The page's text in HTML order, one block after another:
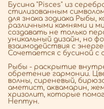
Бусина "Pisces" из
стилизованным
для знака зодиака Рыбы,
различными камнями и
создавать не только
уникальный дизайн, но
взаимодействия с
Сочетается с бусиной
Рыбы - раскрытие
обретение гармонии.
волны, сиреневый,
аметист, аквамарин,
хризолит, которые
Нептун.